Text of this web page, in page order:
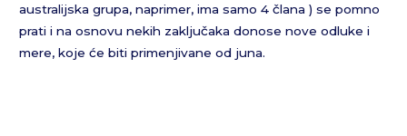
australijska grupa, naprimer, ima samo 4 člana ) se pomno
prati i na osnovu nekih zaključaka donose nove odluke i
mere, koje će biti primenjivane od juna.